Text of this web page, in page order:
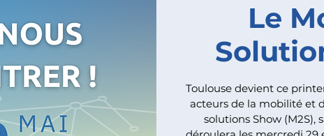
Le
Toulouse devient ce
acteurs de la mobilité et
solutions Show (M2S),